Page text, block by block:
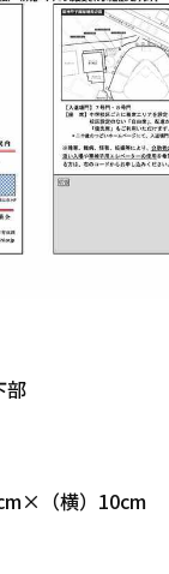
部
（横）10cm